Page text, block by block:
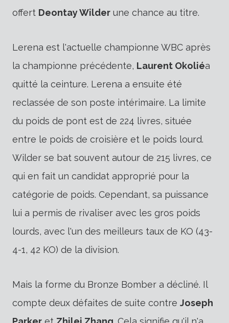
offert Deontay Wilder une chance au titre.
Lerena est l'actuelle championne WBC après
la championne précédente, Laurent Okoliéa
quitté la ceinture. Lerena a ensuite été
reclassée de son poste intérimaire. La limite
du poids de pont est de 224 livres, située
entre le poids de croisière et le poids lourd.
Wilder se bat souvent autour de 215 livres, ce
qui en fait un candidat approprié pour la
catégorie de poids. Cependant, sa puissance
lui a permis de rivaliser avec les gros poids
lourds, avec l'un des meilleurs taux de KO (43-
4-1, 42 KO) de la division.
Mais la forme du Bronze Bomber a décliné. Il
compte deux défaites de suite contre Joseph